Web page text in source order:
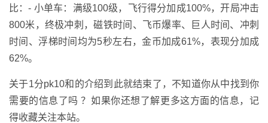
比：- 小单车：满级100级，飞行得分加成100%，开局冲击
800米，终极冲刺，磁铁时间、飞币爆率、巨人时间、冲刺
时间、浮梯时间均为5秒左右，金币加成61%，表现分加成
62%。
关于1分pk10和的介绍到此就结束了，不知道你从中找到你
需要的信息了吗 ？如果你还想了解更多这方面的信息，记
得收藏关注本站。